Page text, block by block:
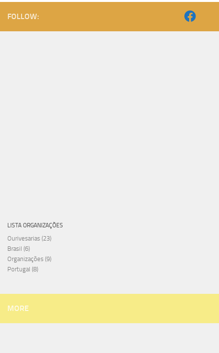
FOLLOW:
LISTA ORGANIZAÇÕES
Ourivesarias (23)
Brasil (6)
Organizações (9)
Portugal (8)
MORE